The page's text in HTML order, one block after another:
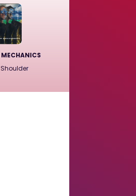
Shoulder